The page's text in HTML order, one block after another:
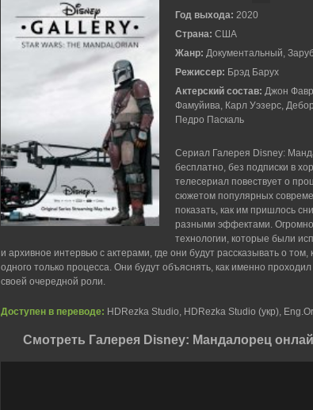
Год выхода: 2020
Страна: США
Жанр: Документальный,
Режиссер: Брэд Барух
Актерский состав: Джон
Фамуйива, Карл Уэзерс,
Педро Паскаль
Сериал Галерея Disney:
бесплатно, без подписки в
телесериал повествует о
сюжетом популярных
показать, как им пришлось
разными эффектами.
технологии, которые были
и архивное интервью с актерами, где они будут рассказывать о
одного только процесса. Они будут объяснять, как именно
своей очередной роли.
Доступен в переводе: HDRezka Studio, HDRezka Studio (укр),
Смотреть Галерея Disney: Мандалорец